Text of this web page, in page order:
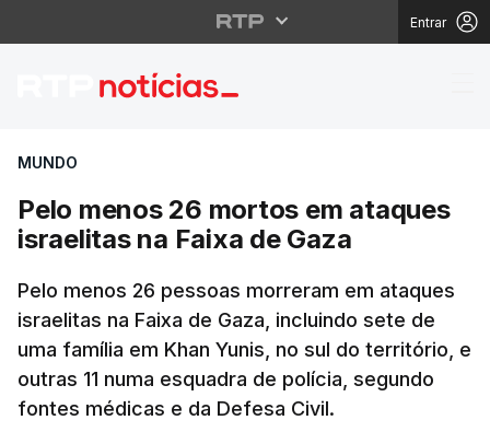
Entrar
Pelo menos 26
MUNDO
Pelo menos 26 mortos em ataques
israelitas na Faixa de Gaza
Pelo menos 26 pessoas morreram em ataques
israelitas na Faixa de Gaza, incluindo sete de
uma família em Khan Yunis, no sul do território, e
outras 11 numa esquadra de polícia, segundo
fontes médicas e da Defesa Civil.